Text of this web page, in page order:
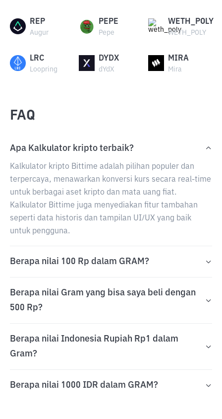
REP
Augur
PEPE
Pepe
WETH_POLY
WETH_POLY
LRC
Loopring
DYDX
dYdX
MIRA
Mira
FAQ
Apa Kalkulator kripto terbaik?
Kalkulator kripto Bittime adalah pilihan populer dan
terpercaya, menawarkan konversi kurs secara real-time
untuk berbagai aset kripto dan mata uang fiat.
Kalkulator Bittime juga menyediakan fitur tambahan
seperti data historis dan tampilan UI/UX yang baik
untuk pengguna.
Berapa nilai 100 Rp dalam GRAM?
Berapa nilai Gram yang bisa saya beli dengan
500 Rp?
Berapa nilai Indonesia Rupiah Rp1 dalam
Gram?
Berapa nilai 1000 IDR dalam GRAM?